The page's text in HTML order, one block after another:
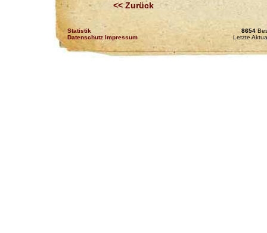
<< Zurück
Statistik
Datenschutz Impressum
8654
Letzte